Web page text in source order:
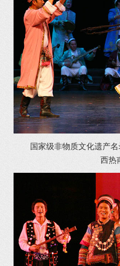
国家级非物质文化遗产
西热